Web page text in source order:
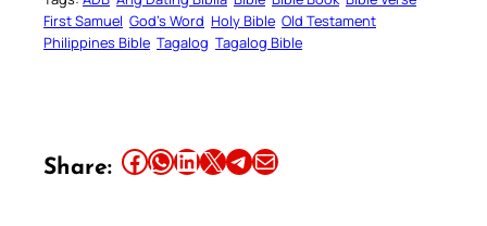
First Samuel God’s Word Holy Bible Old Testament
Philippines Bible Tagalog Tagalog Bible
Share: Share this article on Facebook Share this article on WhatsApp Share this article on LinkedIn Share this article on X Share this article on TelegramEmail this Article